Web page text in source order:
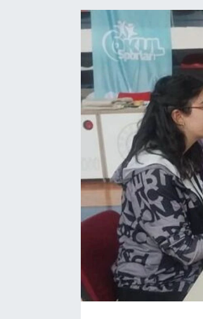
Siyaset
Vefat Edenler
Video Galeri